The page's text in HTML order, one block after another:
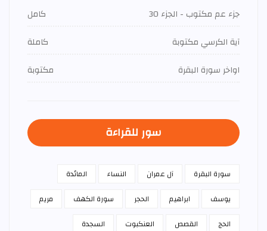
جزء عم مكتوب - الجزء 30
كامل
آية الكرسي مكتوبة
كاملة
اواخر سورة البقرة
مكتوبة
سور للقراءة
سورة البقرة آل عمران النساء
المائدة
يوسف
ابراهيم الحجر سورة الكهف
مريم
الحج
القصص العنكبوت
السجدة